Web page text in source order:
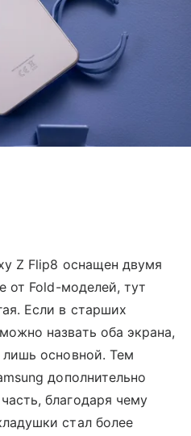
Z Flip8 оснащен двумя
от Fold-моделей, тут
Если в старших
назвать оба экрана,
основной. Тем
дополнительно
благодаря чему
стал более